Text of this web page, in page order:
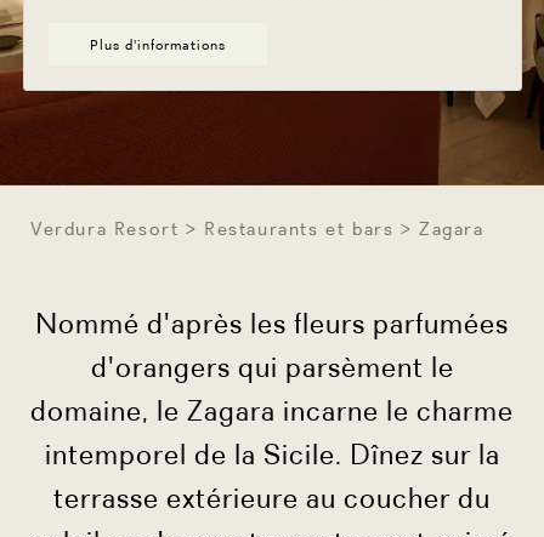
Plus d'informations
Verdura Resort Restaurants et bars Zagara
Nommé d'après les fleurs parfumées
d'orangers qui parsèment le
domaine, le Zagara incarne le charme
intemporel de la Sicile. Dînez sur la
terrasse extérieure au coucher du